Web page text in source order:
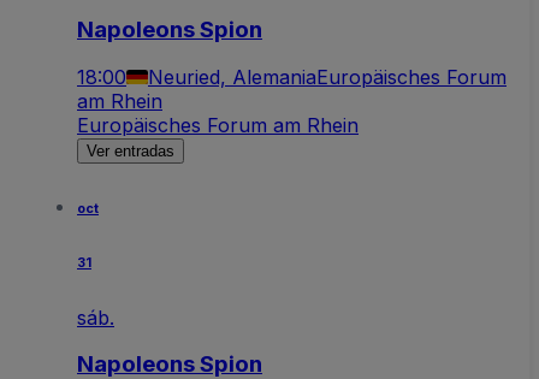
Napoleons Spion
18:00 Neuried, AlemaniaEuropäisches Forum
am Rhein
Europäisches Forum am Rhein
Ver entradas
oct
31
sáb.
Napoleons Spion